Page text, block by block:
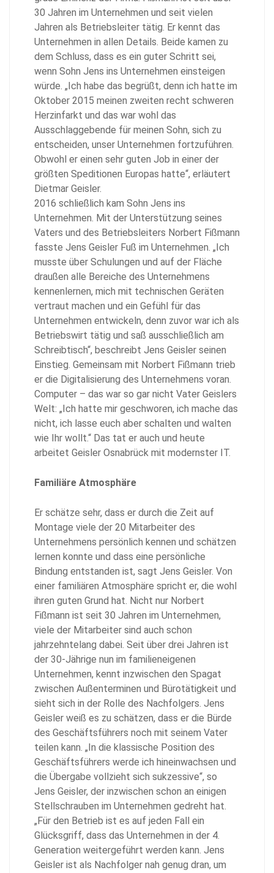
30 Jahren im Unternehmen und seit vielen
Jahren als Betriebsleiter tätig. Er kennt das
Unternehmen in allen Details. Beide kamen zu
dem Schluss, dass es ein guter Schritt sei,
wenn Sohn Jens ins Unternehmen einsteigen
würde. „Ich habe das begrüßt, denn ich hatte im
Oktober 2015 meinen zweiten recht schweren
Herzinfarkt und das war wohl das
Ausschlaggebende für meinen Sohn, sich zu
entscheiden, unser Unternehmen fortzuführen.
Obwohl er einen sehr guten Job in einer der
größten Speditionen Europas hatte“, erläutert
Dietmar Geisler.
2016 schließlich kam Sohn Jens ins
Unternehmen. Mit der Unterstützung seines
Vaters und des Betriebsleiters Norbert Fißmann
fasste Jens Geisler Fuß im Unternehmen. „Ich
musste über Schulungen und auf der Fläche
draußen alle Bereiche des Unternehmens
kennenlernen, mich mit technischen Geräten
vertraut machen und ein Gefühl für das
Unternehmen entwickeln, denn zuvor war ich als
Betriebswirt tätig und saß ausschließlich am
Schreibtisch“, beschreibt Jens Geisler seinen
Einstieg. Gemeinsam mit Norbert Fißmann trieb
er die Digitalisierung des Unternehmens voran.
Computer – das war so gar nicht Vater Geislers
Welt: „Ich hatte mir geschworen, ich mache das
nicht, ich lasse euch aber schalten und walten
wie Ihr wollt.“ Das tat er auch und heute
arbeitet Geisler Osnabrück mit modernster IT.
Familiäre Atmosphäre
Er schätze sehr, dass er durch die Zeit auf
Montage viele der 20 Mitarbeiter des
Unternehmens persönlich kennen und schätzen
lernen konnte und dass eine persönliche
Bindung entstanden ist, sagt Jens Geisler. Von
einer familiären Atmosphäre spricht er, die wohl
ihren guten Grund hat. Nicht nur Norbert
Fißmann ist seit 30 Jahren im Unternehmen,
viele der Mitarbeiter sind auch schon
jahrzehntelang dabei. Seit über drei Jahren ist
der 30-Jährige nun im familieneigenen
Unternehmen, kennt inzwischen den Spagat
zwischen Außenterminen und Bürotätigkeit und
sieht sich in der Rolle des Nachfolgers. Jens
Geisler weiß es zu schätzen, dass er die Bürde
des Geschäftsführers noch mit seinem Vater
teilen kann. „In die klassische Position des
Geschäftsführers werde ich hineinwachsen und
die Übergabe vollzieht sich sukzessive“, so
Jens Geisler, der inzwischen schon an einigen
Stellschrauben im Unternehmen gedreht hat.
„Für den Betrieb ist es auf jeden Fall ein
Glücksgriff, dass das Unternehmen in der 4.
Generation weitergeführt werden kann. Jens
Geisler ist als Nachfolger nah genug dran, um